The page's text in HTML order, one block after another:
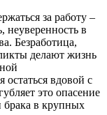
за работу –
неуверенность в
Безработица,
делают жизнь
вдовой с
это опасение
брака в крупных